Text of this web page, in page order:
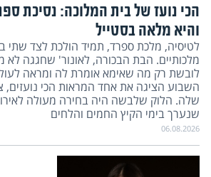
הכי נועז של בית המלוכה: נסיכת
והיא מלאה בסטייל
לטיסיה, מלכת ספרד, תמיד הולכת לצד שתי
לובשת רק מה שאימא אומרת לה ומראה
השבוע הציגה את אחד המראות הכי נועזים,
שלה. הלוק שלבשה היה בחירה מעולה
שנערך בימי הקיץ החמים והלחים
06.08.2026